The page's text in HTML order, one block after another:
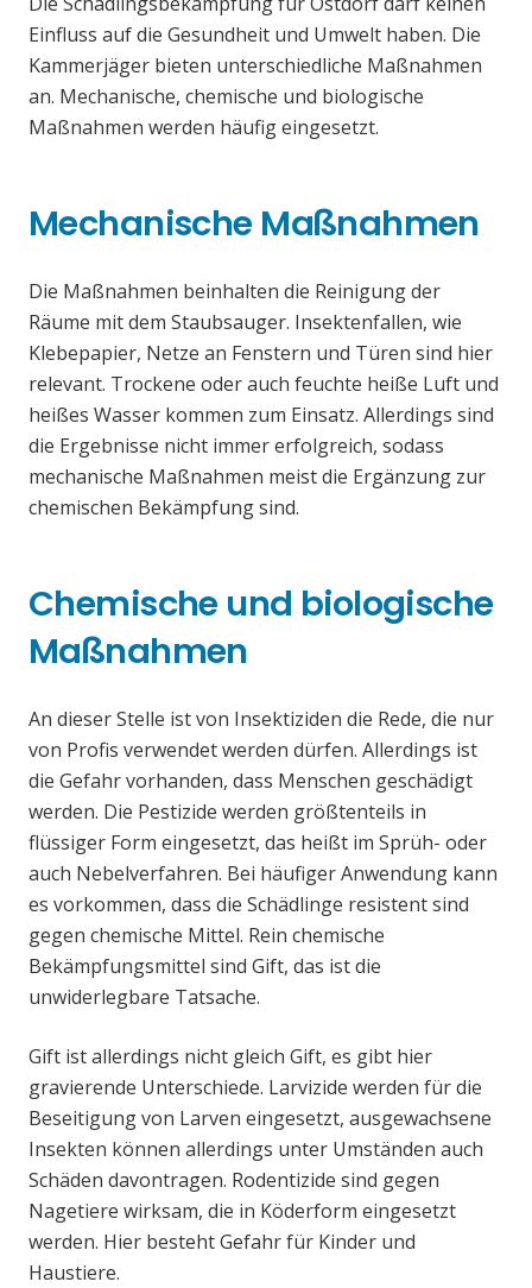
Einfluss auf die Gesundheit und Umwelt haben. Die
Kammerjäger bieten unterschiedliche Maßnahmen
an. Mechanische, chemische und biologische
Maßnahmen werden häufig eingesetzt.
Mechanische Maßnahmen
Die Maßnahmen beinhalten die Reinigung der
Räume mit dem Staubsauger. Insektenfallen, wie
Klebepapier, Netze an Fenstern und Türen sind hier
relevant. Trockene oder auch feuchte heiße Luft und
heißes Wasser kommen zum Einsatz. Allerdings sind
die Ergebnisse nicht immer erfolgreich, sodass
mechanische Maßnahmen meist die Ergänzung zur
chemischen Bekämpfung sind.
Chemische und biologische
Maßnahmen
An dieser Stelle ist von Insektiziden die Rede, die nur
von Profis verwendet werden dürfen. Allerdings ist
die Gefahr vorhanden, dass Menschen geschädigt
werden. Die Pestizide werden größtenteils in
flüssiger Form eingesetzt, das heißt im Sprüh- oder
auch Nebelverfahren. Bei häufiger Anwendung kann
es vorkommen, dass die Schädlinge resistent sind
gegen chemische Mittel. Rein chemische
Bekämpfungsmittel sind Gift, das ist die
unwiderlegbare Tatsache.
Gift ist allerdings nicht gleich Gift, es gibt hier
gravierende Unterschiede. Larvizide werden für die
Beseitigung von Larven eingesetzt, ausgewachsene
Insekten können allerdings unter Umständen auch
Schäden davontragen. Rodentizide sind gegen
Nagetiere wirksam, die in Köderform eingesetzt
werden. Hier besteht Gefahr für Kinder und
Haustiere.